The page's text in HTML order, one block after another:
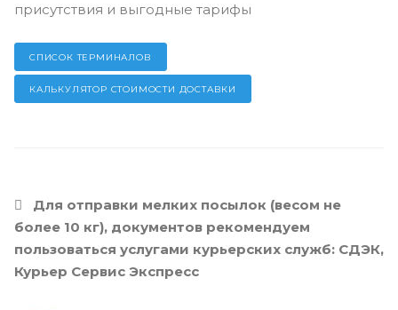
присутствия и выгодные тарифы
СПИСОК ТЕРМИНАЛОВ
КАЛЬКУЛЯТОР СТОИМОСТИ ДОСТАВКИ
Для отправки мелких посылок (весом не
более 10 кг), документов рекомендуем
пользоваться услугами курьерских служб: СДЭК,
Курьер Сервис Экспресс